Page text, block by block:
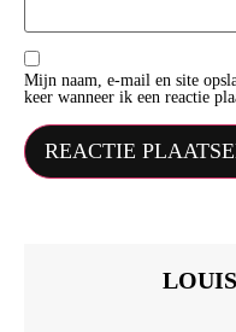
Mijn naam, e-mail en site
keer wanneer ik een reactie